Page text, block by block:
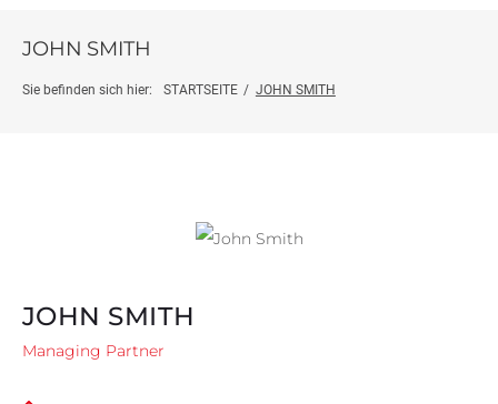
Projektinfo
News
JOHN SMITH
Sie befinden sich hier: STARTSEITE / JOHN SMITH
JOHN SMITH
Managing Partner